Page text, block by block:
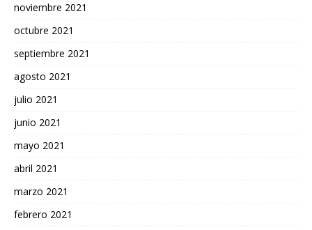
noviembre 2021
octubre 2021
septiembre 2021
agosto 2021
julio 2021
junio 2021
mayo 2021
abril 2021
marzo 2021
febrero 2021